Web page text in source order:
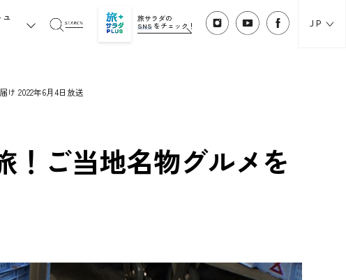
旅サラダの
SNS をチェック！ JP
け 2022年6月4日放送
！ご当地名物グルメを